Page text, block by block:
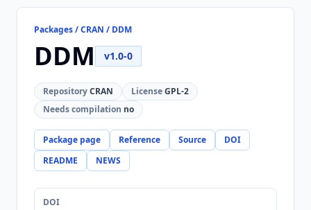
Packages / CRAN / DDM
DDM v1.0-0
RepositoryCRAN LicenseGPL-2
Needs compilation no
Package page Reference Source
DOI
README
NEWS
DOI